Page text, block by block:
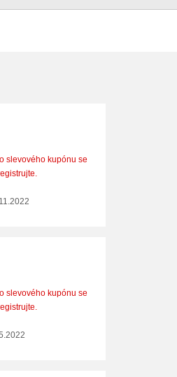
slevového kupónu se
slevového kupónu se